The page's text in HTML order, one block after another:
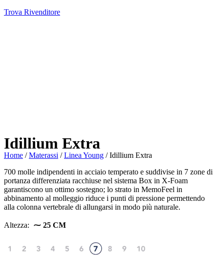
Trova Rivenditore
Idillium Extra
Home /Materassi /Linea Young / Idillium Extra
700 molle indipendenti in acciaio temperato e suddivise in 7 zone di
portanza differenziata racchiuse nel sistema Box in X-Foam
garantiscono un ottimo sostegno; lo strato in MemoFeel in
abbinamento al molleggio riduce i punti di pressione permettendo
alla colonna vertebrale di allungarsi in modo più naturale.
Altezza: ⁓ 25 CM